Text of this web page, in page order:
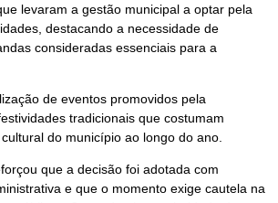
levaram a gestão municipal a optar pela
destacando a necessidade de
consideradas essenciais para a
de eventos promovidos pela
tradicionais que costumam
do município ao longo do ano.
que a decisão foi adotada com
e que o momento exige cautela na